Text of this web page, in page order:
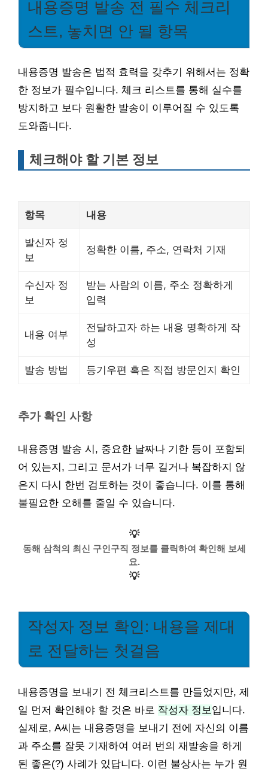
내용증명 발송 전 필수 체크리
스트, 놓치면 안 될 항목
내용증명 발송은 법적 효력을 갖추기 위해서는 정확
한 정보가 필수입니다. 체크 리스트를 통해 실수를
방지하고 보다 원활한 발송이 이루어질 수 있도록
도와줍니다.
체크해야 할 기본 정보
항목 내용
발신자 정
보
정확한 이름, 주소, 연락처 기재
수신자 정
보
받는 사람의 이름, 주소 정확하게
입력
내용 여부
전달하고자 하는 내용 명확하게 작
성
발송 방법 등기우편 혹은 직접 방문인지 확인
추가 확인 사항
내용증명 발송 시, 중요한 날짜나 기한 등이 포함되
어 있는지, 그리고 문서가 너무 길거나 복잡하지 않
은지 다시 한번 검토하는 것이 좋습니다. 이를 통해
불필요한 오해를 줄일 수 있습니다.
💡
동해 삼척의 최신 구인구직 정보를 클릭하여 확인해 보세
요.
💡
작성자 정보 확인: 내용을 제대
로 전달하는 첫걸음
내용증명을 보내기 전 체크리스트를 만들었지만, 제
일 먼저 확인해야 할 것은 바로 작성자 정보 입니다.
실제로, A씨는 내용증명을 보내기 전에 자신의 이름
과 주소를 잘못 기재하여 여러 번의 재발송을 하게
된 좋은(?) 사례가 있답니다. 이런 불상사는 누가 원